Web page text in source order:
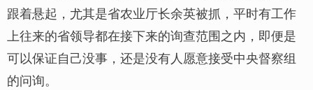
跟着悬起，尤其是省农业厅长余英被抓，平时有工作
上往来的省领导都在接下来的询查范围之内，即便是
可以保证自己没事，还是没有人愿意接受中央督察组
的问询。